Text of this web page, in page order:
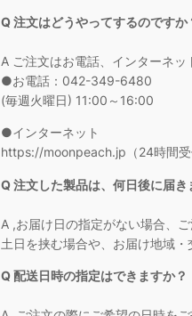
Q 注文はどうやってするのですか
A ご注文はお電話、インターネッ
●お電話：042-349-6480
(毎週火曜日) 11:00～16:00
●インターネット
https://moonpeach.jp（24時間受
Q 注文した製品は、何日後に届き
A ,お届け日の指定がない場合、
土日を挟む場合や、お届け地域
Q 配送日時の指定はできますか？